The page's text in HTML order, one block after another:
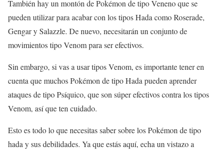
También hay un montón de Pokémon de tipo Veneno que se
pueden utilizar para acabar con los tipos Hada como Roserade,
Gengar y Salazzle. De nuevo, necesitarán un conjunto de
movimientos tipo Venom para ser efectivos.
Sin embargo, si vas a usar tipos Venom, es importante tener en
cuenta que muchos Pokémon de tipo Hada pueden aprender
ataques de tipo Psíquico, que son súper efectivos contra los tipos
Venom, así que ten cuidado.
Esto es todo lo que necesitas saber sobre los Pokémon de tipo
hada y sus debilidades. Ya que estás aquí, echa un vistazo a